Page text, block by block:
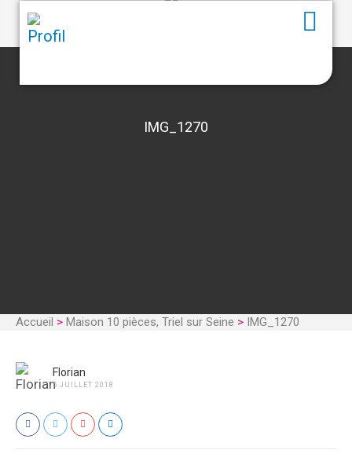
IMG_1270
Accueil > Maison 10 pièces, Triel sur Seine > IMG_1270
Florian
5 JUILLET 2018